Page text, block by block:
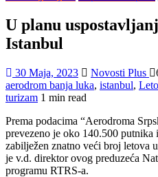
U planu
Istanbul
30 Maja, 2023 Novosti Plus
aerodrom banja luka, istanbul,
turizam 1 min read
Prema podacima “Aerodroma
prevezeno je oko 140.500 putnika
zabilježen znatno veći broj letova
je v.d. direktor ovog preduzeća
programu RTRS-a.